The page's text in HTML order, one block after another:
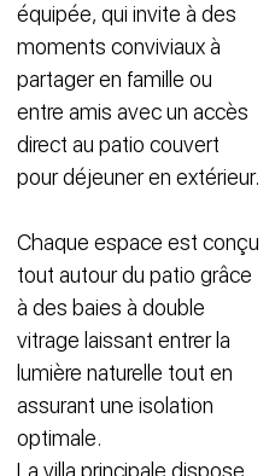
équipée, qui invite à des
moments conviviaux à
partager en famille ou
entre amis avec un accès
direct au patio couvert
pour déjeuner en extérieur.
Chaque espace est conçu
tout autour du patio grâce
à des baies à double
vitrage laissant entrer la
lumière naturelle tout en
assurant une isolation
optimale.
La villa principale dispose